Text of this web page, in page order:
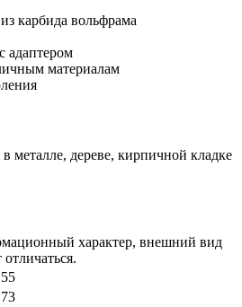
карбида вольфрама
адаптером
материалам
металле, дереве, кирпичной кладке
характер, внешний вид
55
73